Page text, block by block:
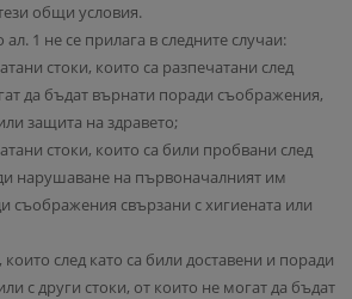
общи условия.
1 не се прилага в следните случаи:
стоки, които са разпечатани след
да бъдат върнати поради съображения,
защита на здравето;
стоки, които са били пробвани след
нарушаване на първоначалният им
съображения свързани с хигиената или
които след като са били доставени и поради
с други стоки, от които не могат да бъдат